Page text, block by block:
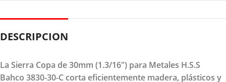
DESCRIPCION
La Sierra Copa de 30mm (1.3/16") para Metales H.S.S
Bahco 3830-30-C corta eficientemente madera, plásticos y